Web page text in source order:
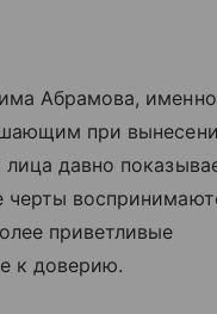
Абрамова,
при
давно
черты
приветливые
к доверию.